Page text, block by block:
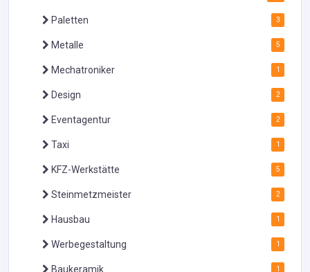
Paletten 3
Metalle 5
Mechatroniker 1
Design 2
Eventagentur 2
Taxi 1
KFZ-Werkstätte 5
Steinmetzmeister 2
Hausbau 1
Werbegestaltung 1
Baukeramik 1